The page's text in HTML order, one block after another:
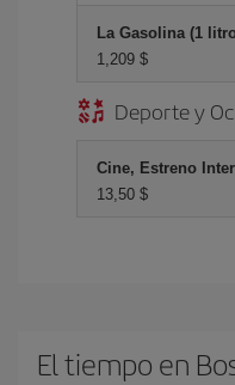
La Gasolina (1
1,209 $
Deporte y
Cine, Estreno
13,50 $
El tiempo en